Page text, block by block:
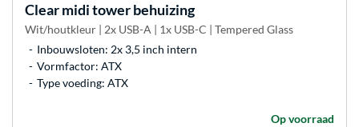
Clear midi tower behuizing
Wit/houtkleur | 2x USB-A | 1x USB-C | Tempered Glass
Inbouwsloten: 2x 3,5 inch intern
Vormfactor: ATX
Type voeding: ATX
Op voorraad